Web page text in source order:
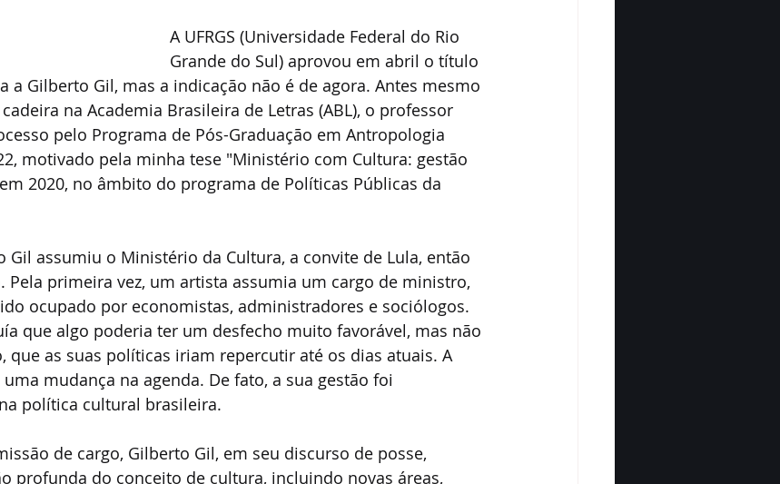
A UFRGS (Universidade Federal do Rio
Grande do Sul) aprovou em abril o título
a Gilberto Gil, mas a indicação não é de agora. Antes mesmo
na Academia Brasileira de Letras (ABL), o professor
pelo Programa de Pós-Graduação em Antropologia
motivado pela minha tese "Ministério com Cultura: gestão
2020, no âmbito do programa de Políticas Públicas da
Gil assumiu o Ministério da Cultura, a convite de Lula, então
Pela primeira vez, um artista assumia um cargo de ministro,
ocupado por economistas, administradores e sociólogos.
que algo poderia ter um desfecho muito favorável, mas não
que as suas políticas iriam repercutir até os dias atuais. A
mudança na agenda. De fato, a sua gestão foi
política cultural brasileira.
de cargo, Gilberto Gil, em seu discurso de posse,
profunda do conceito de cultura, incluindo novas áreas,